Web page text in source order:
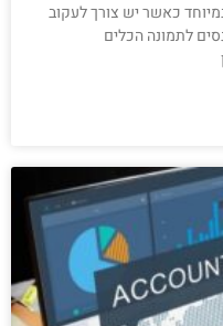
כאשר יש צורך לעקוב
לתמונה הכלים